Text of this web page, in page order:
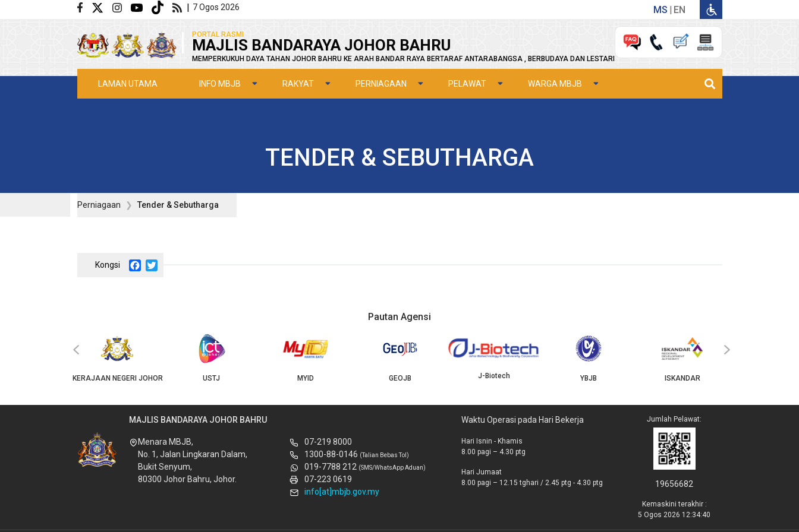
Langkau ke kandungan utama | 7 Ogos 2026 MS EN
PORTAL RASMI
MAJLIS BANDARAYA JOHOR BAHRU
MEMPERKUKUH DAYA TAHAN JOHOR BAHRU KE ARAH BANDAR RAYA BERTARAF ANTARABANGSA , BERBUDAYA DAN LESTARI
LAMAN UTAMA INFO MBJB RAKYAT PERNIAGAAN PELAWAT WARGA MBJB
TENDER & SEBUTHARGA
Perniagaan Tender & Sebutharga
Facebook
Twitter
Pautan Agensi
KERAJAAN NEGERI JOHOR USTJ MYID GEOJB J-Biotech YBJB ISKANDAR
‹ ›
MAJLIS BANDARAYA JOHOR BAHRU
Menara MBJB,
No. 1, Jalan Lingkaran Dalam,
Bukit Senyum,
80300 Johor Bahru, Johor.
07-219 8000
1300-88-0146 (Talian Bebas Tol)
019-7788 212 (SMS/WhatsApp Aduan)
07-223 0619
info[at]mbjb.gov.my
Waktu Operasi pada Hari Bekerja
Hari Isnin - Khamis
8.00 pagi – 4.30 ptg
Hari Jumaat
8.00 pagi – 12.15 tghari / 2.45 ptg - 4.30 ptg
Jumlah Pelawat:
19656682
Kemaskini terakhir :
5 Ogos 2026 12:34:40